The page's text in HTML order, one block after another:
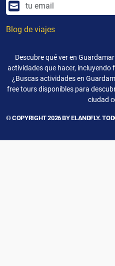
Blog de viajes
Descubre qué ver en
actividades que hacer,
¿Buscas actividades en
free tours disponibles para
ciudad
© COPYRIGHT 2026 BY ELANDFLY.